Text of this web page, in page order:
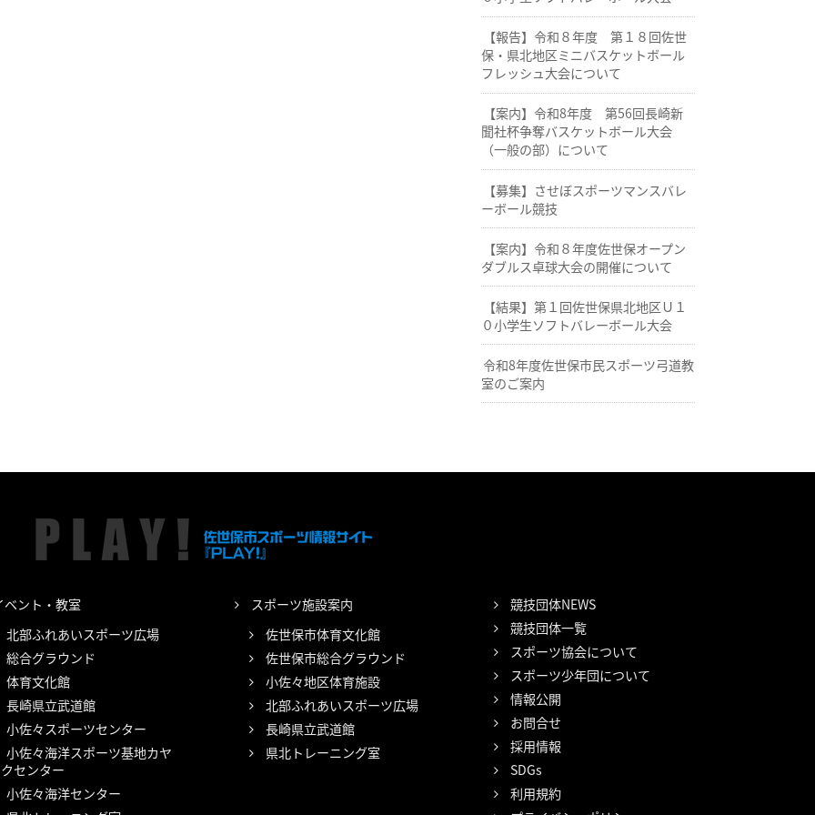
【報告】令和８年度 第１８回佐世
保・県北地区ミニバスケットボール
フレッシュ大会について
【案内】令和8年度 第56回長崎新
聞社杯争奪バスケットボール大会
（一般の部）について
【募集】させぼスポーツマンスバレ
ーボール競技
【案内】令和８年度佐世保オープン
ダブルス卓球大会の開催について
【結果】第１回佐世保県北地区Ｕ１
０小学生ソフトバレーボール大会
令和8年度佐世保市民スポーツ弓道教
室のご案内
ベント・教室
北部ふれあいスポーツ広場
総合グラウンド
体育文化館
長崎県立武道館
小佐々スポーツセンター
小佐々海洋スポーツ基地カヤ
センター
小佐々海洋センター
スポーツ施設案内
佐世保市体育文化館
佐世保市総合グラウンド
小佐々地区体育施設
北部ふれあいスポーツ広場
長崎県立武道館
県北トレーニング室
競技団体NEWS
競技団体一覧
スポーツ協会について
スポーツ少年団について
情報公開
お問合せ
採用情報
SDGs
利用規約